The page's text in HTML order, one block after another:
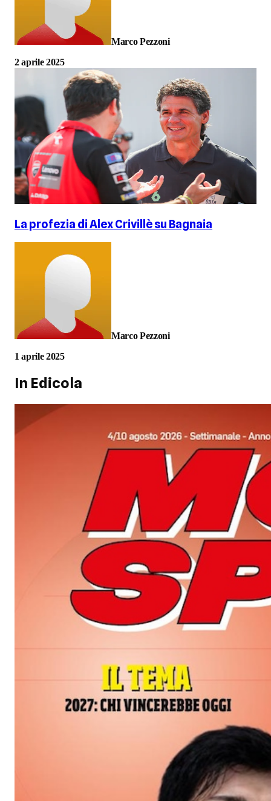
Marco Pezzoni
2 aprile 2025
La profezia di Alex Crivillè su Bagnaia
Marco Pezzoni
1 aprile 2025
In Edicola